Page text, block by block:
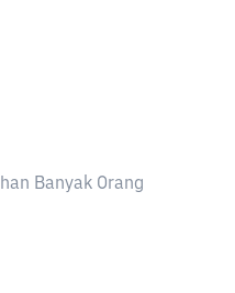
Banyak Orang